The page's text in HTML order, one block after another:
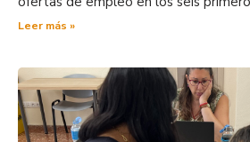
Leer más »